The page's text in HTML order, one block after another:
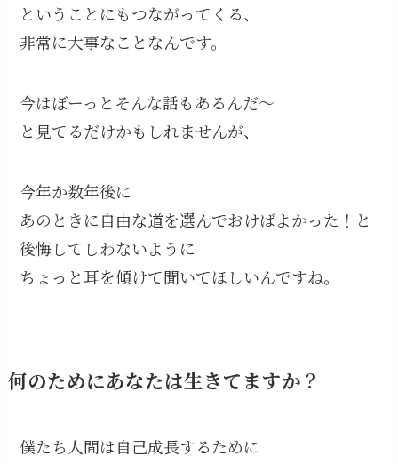
ということにもつながってくる、
非常に大事なことなんです。
今はぼーっとそんな話もあるんだ〜
と見てるだけかもしれませんが、
今年か数年後に
あのときに自由な道を選んでおけばよかった！と
後悔してしわないように
ちょっと耳を傾けて聞いてほしいんですね。
何のためにあなたは生きてますか？
僕たち人間は自己成長するために